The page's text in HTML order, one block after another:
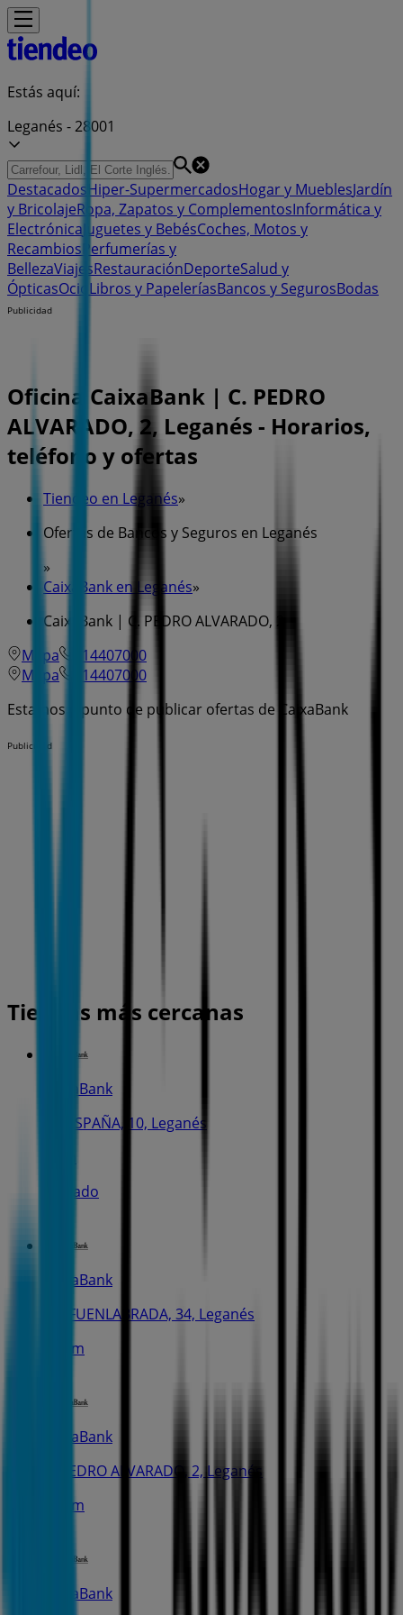
Estás aquí:
Leganés - 28001
Destacados Hiper-SupermercadosHogar y MueblesJardín
y BricolajeRopa, Zapatos y ComplementosInformática y
Electrónica Juguetes y BebésCoches, Motos y
Recambios Perfumerías y
BellezaViajesRestauraciónDeporteSalud y
ÓpticasOcio Libros y PapeleríasBancos y SegurosBodas
Publicidad
Oficina CaixaBank | C. PEDRO
ALVARADO, 2, Leganés - Horarios,
teléfono y ofertas
Tiendeo en Leganés»
Ofertas de Bancos y Seguros en Leganés
»
CaixaBank en Leganés»
CaixaBank | C. PEDRO ALVARADO, 2
Mapa
914407000
Mapa
914407000
Estamos a punto de publicar ofertas de CaixaBank
Publicidad
Tiendas más cercanas
CaixaBank
PL. ESPAÑA, 10, Leganés
Cerrado
CaixaBank
AV. FUENLABRADA, 34, Leganés
255 m
CaixaBank
C. PEDRO ALVARADO, 2, Leganés
409 m
CaixaBank